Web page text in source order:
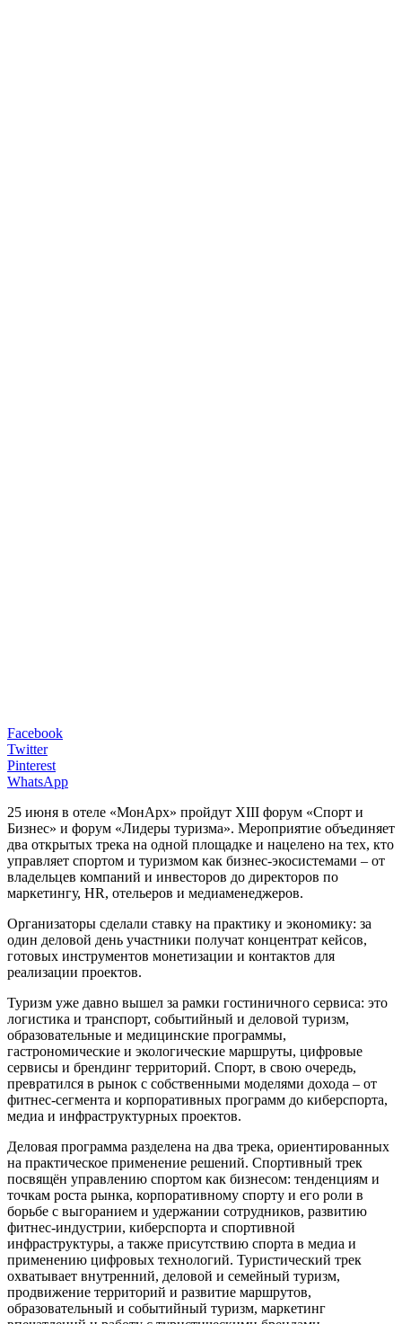
Facebook
Twitter
Pinterest
WhatsApp
25 июня в отеле «МонАрх» пройдут XIII форум «Спорт и
Бизнес» и форум «Лидеры туризма». Мероприятие объединяет
два открытых трека на одной площадке и нацелено на тех, кто
управляет спортом и туризмом как бизнес‑экосистемами – от
владельцев компаний и инвесторов до директоров по
маркетингу, HR, отельеров и медиаменеджеров.
Организаторы сделали ставку на практику и экономику: за
один деловой день участники получат концентрат кейсов,
готовых инструментов монетизации и контактов для
реализации проектов.
Туризм уже давно вышел за рамки гостиничного сервиса: это
логистика и транспорт, событийный и деловой туризм,
образовательные и медицинские программы,
гастрономические и экологические маршруты, цифровые
сервисы и брендинг территорий. Спорт, в свою очередь,
превратился в рынок с собственными моделями дохода – от
фитнес‑сегмента и корпоративных программ до киберспорта,
медиа и инфраструктурных проектов.
Деловая программа разделена на два трека, ориентированных
на практическое применение решений. Спортивный трек
посвящён управлению спортом как бизнесом: тенденциям и
точкам роста рынка, корпоративному спорту и его роли в
борьбе с выгоранием и удержании сотрудников, развитию
фитнес-индустрии, киберспорта и спортивной
инфраструктуры, а также присутствию спорта в медиа и
применению цифровых технологий. Туристический трек
охватывает внутренний, деловой и семейный туризм,
продвижение территорий и развитие маршрутов,
образовательный и событийный туризм, маркетинг